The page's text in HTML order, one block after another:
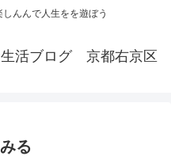
んんで人生をを遊ぼう
活ブログ 京都右京区
る